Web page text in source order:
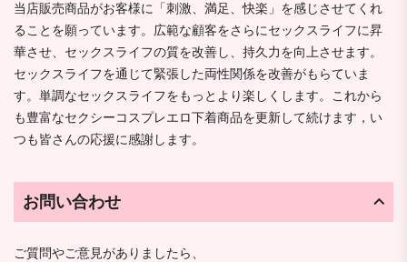
当店販売商品がお客様に「刺激、満足、快楽」を感じさせてくれ
ることを願っています。広範な顧客をさらにセックスライフに昇
華させ、セックスライフの質を改善し、持久力を向上させます。
セックスライフを通じて緊張した両性関係を改善がもらていま
す。単調なセックスライフをもっとより楽しくします。これから
も豊富なセクシーコスプレエロ下着商品を更新して続けます，い
つも皆さんの応援に感謝します。
お問い合わせ
ご質問やご意見がありましたら、